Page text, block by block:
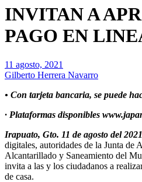
INVITAN A
PAGO EN
11 agosto, 2021
Gilberto Herrera Navarro
• Con tarjeta bancaria, se puede
· Plataformas disponibles
Irapuato, Gto. 11 de agosto del
digitales, autoridades de la Junta de
Alcantarillado y Saneamiento del
invita a las y los ciudadanos a
de casa.